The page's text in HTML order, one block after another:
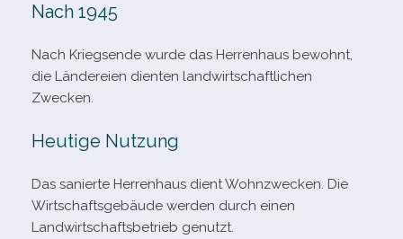
Nach 1945
Nach Kriegsende wurde das Herrenhaus bewohnt,
die Ländereien dien­ten land­wirt­schaft­li­chen
Zwecken.
Heutige Nutzung
Das sanierte Herrenhaus dient Wohnzwecken. Die
Wirtschaftsgebäude wer­den durch einen
Landwirtschaftsbetrieb genutzt.